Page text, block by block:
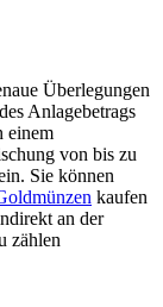
Überlegungen
Anlagebetrags
einem
von bis zu
Sie können
kaufen
an der
zählen